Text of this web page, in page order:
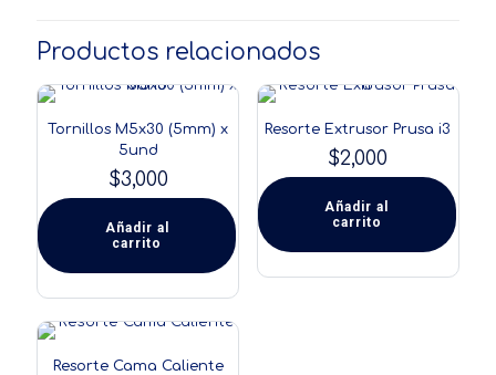
Productos relacionados
Tornillos M5x30 (5mm) x
5und
$3,000
Añadir al
carrito
Resorte Extrusor Prusa i3
$2,000
Añadir al
carrito
Resorte Cama Caliente